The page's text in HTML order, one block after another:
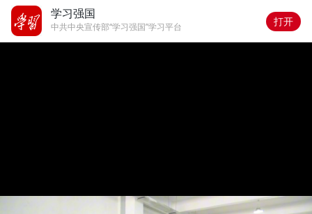
学习强国
中共中央宣传部“学习强国”学习平台 打开